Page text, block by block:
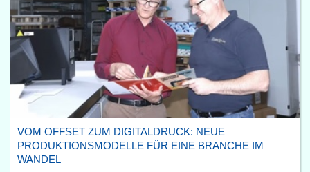
VOM OFFSET ZUM DIGITALDRUCK: NEUE
PRODUKTIONSMODELLE FÜR EINE BRANCHE IM
WANDEL